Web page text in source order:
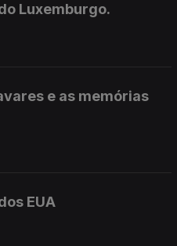
Luxemburgo.
e as memórias
EUA